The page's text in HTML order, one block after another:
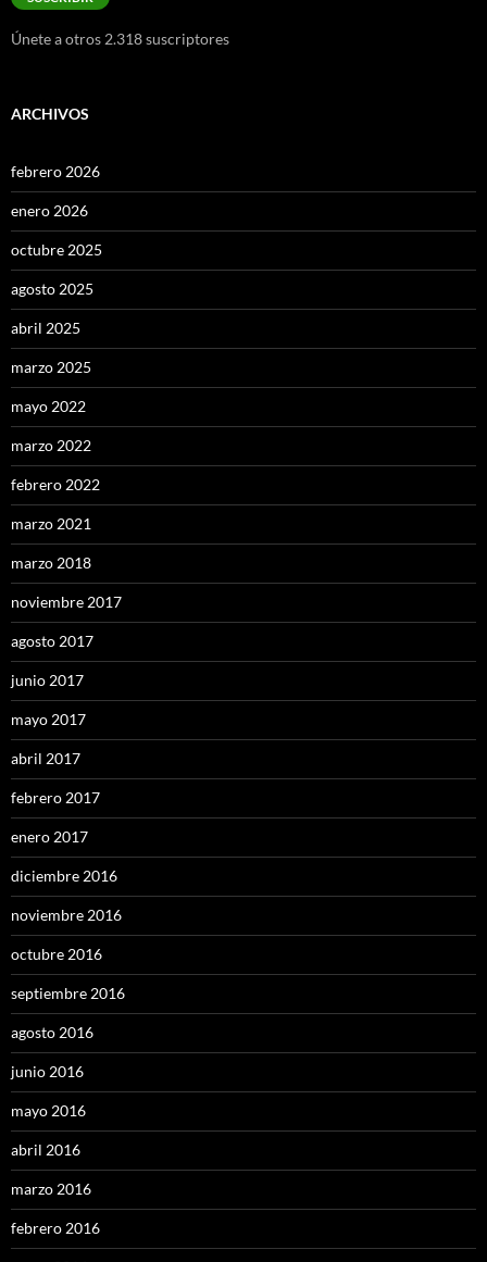
electrónico
Únete a otros 2.318 suscriptores
ARCHIVOS
febrero 2026
enero 2026
octubre 2025
agosto 2025
abril 2025
marzo 2025
mayo 2022
marzo 2022
febrero 2022
marzo 2021
marzo 2018
noviembre 2017
agosto 2017
junio 2017
mayo 2017
abril 2017
febrero 2017
enero 2017
diciembre 2016
noviembre 2016
octubre 2016
septiembre 2016
agosto 2016
junio 2016
mayo 2016
abril 2016
marzo 2016
febrero 2016